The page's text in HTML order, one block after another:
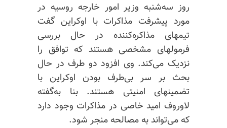
روز سه‌شنبه وزیر امور خارجه روسیه در
مورد پیشرفت مذاکرات با اوکراین گفت
تیمهای مذاکره‌کننده در حال بررسی
فرمولهای مشخصی هستند که توافق را
نزدیک می‌کند. وی افزود دو طرف در حال
بحث بر سر بی‌طرف بودن اوکراین با
تضمینهای امنیتی هستند. بنا به‌گفته
لاوروف امید خاصی در مذاکرات وجود دارد
که می‌تواند به مصالحه منجر شود.